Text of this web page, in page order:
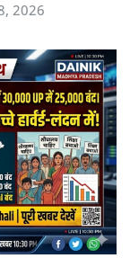
2026